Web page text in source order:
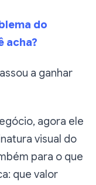
do
acha?
a ganhar
agora ele
visual do
para o que
que valor